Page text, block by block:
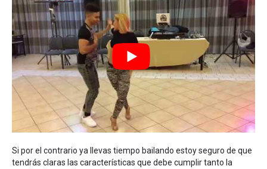
Si por el contrario ya llevas tiempo bailando estoy seguro de que
tendrás claras las características que debe cumplir tanto la